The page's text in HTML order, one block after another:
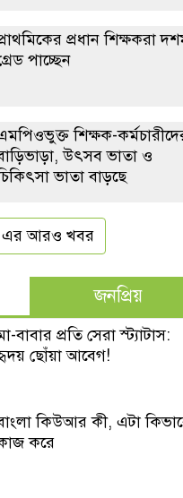
প্রধান শিক্ষকরা
পাচ্ছেন
শিক্ষক-
উৎসব ভাতা ও
ভাতা বাড়ছে
এর আরও খবর
জনপ্রিয়
বাবার প্রতি সেরা স্ট্যাটাস:
ছোঁয়া আবেগ!
কিউআর কী, এটা
করে